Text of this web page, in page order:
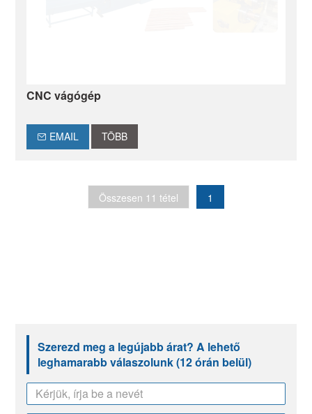
CNC vágógép
EMAIL TÖBB
Összesen 11 tétel 1
Szerezd meg a legújabb árat? A lehető
leghamarabb válaszolunk (12 órán belül)